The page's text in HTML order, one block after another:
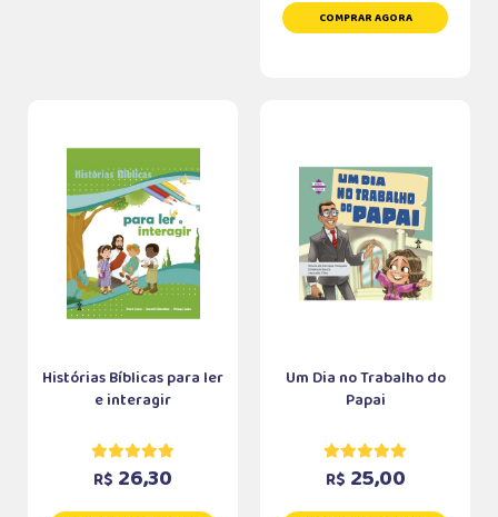
COMPRAR AGORA
Histórias Bíblicas para ler
e interagir
R$ 26,30
Um Dia no Trabalho do
Papai
R$ 25,00